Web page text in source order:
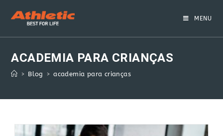
MENU
ACADEMIA PARA CRIANÇAS
> Blog > academia para crianças